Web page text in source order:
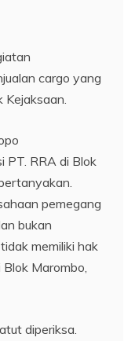
cargo yang
PT. RRA di Blok
pemegang
bukan
memiliki hak
Marombo,
diperiksa.